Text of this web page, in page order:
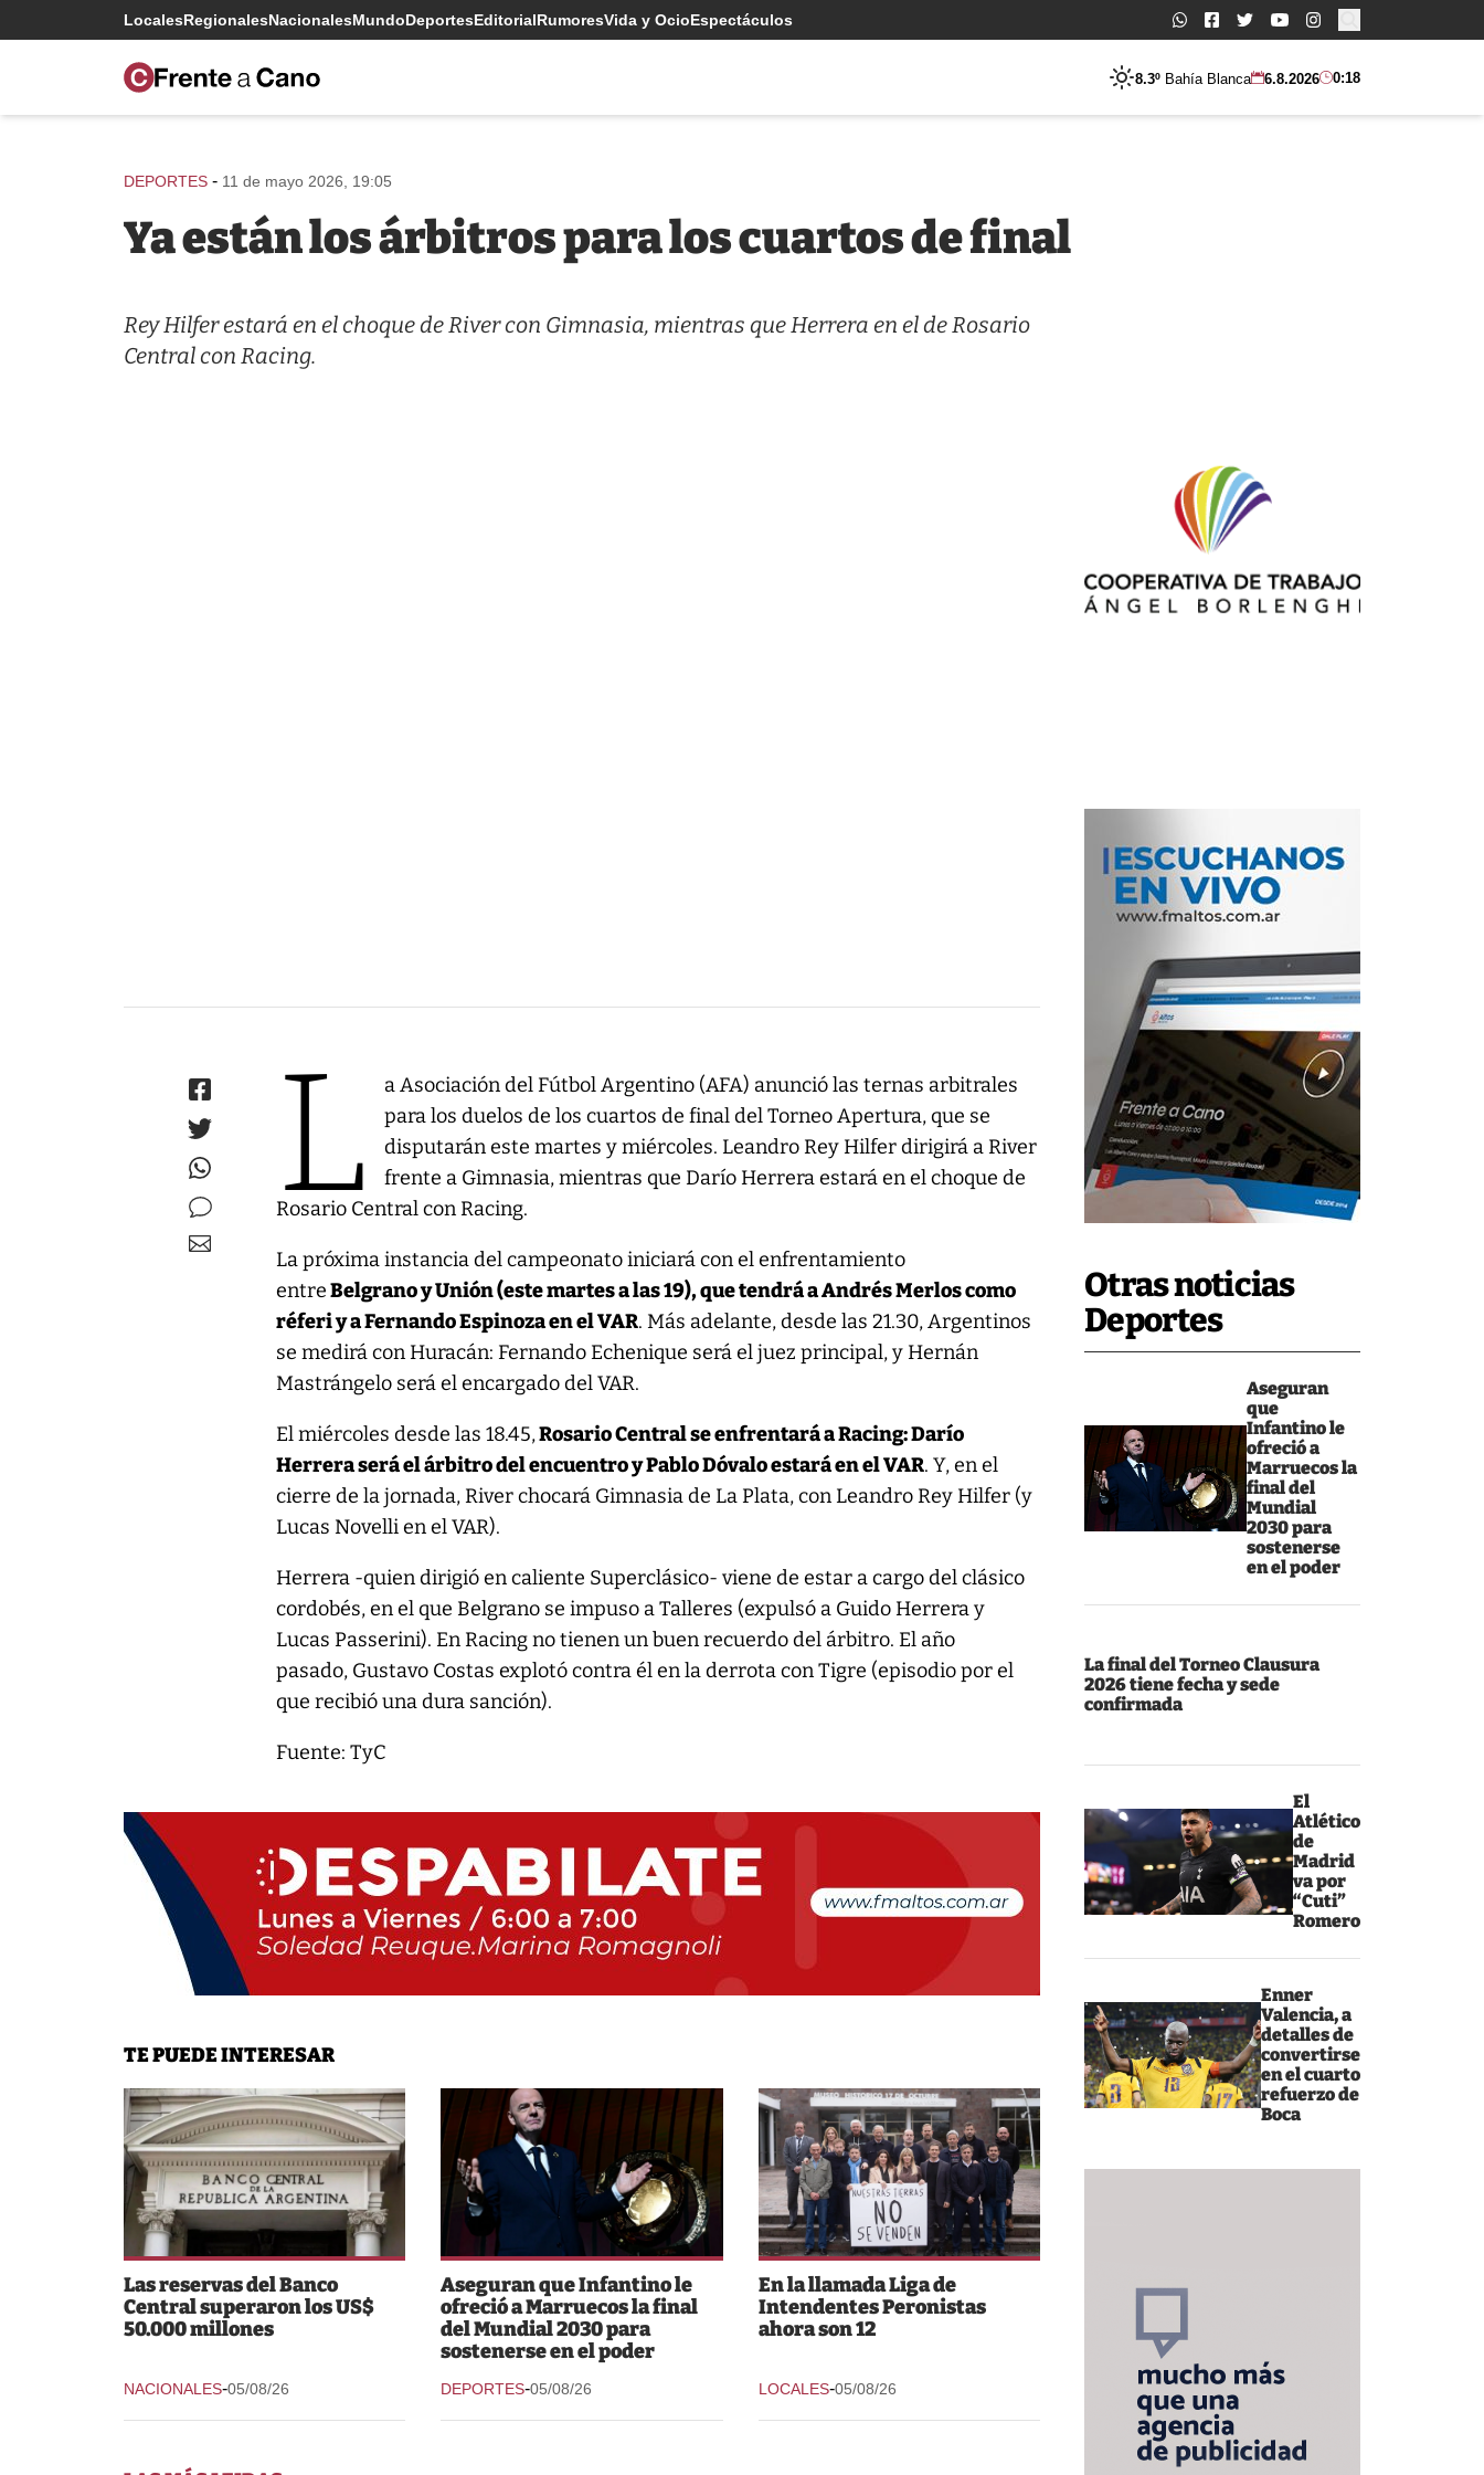
LocalesRegionalesNacionalesMundoDeportesEditorialRumoresVida y OcioEspectáculos Buscar:
8.3º Bahía Blanca 6.8.2026 0:18
Otras noticias
Deportes
Aseguran
que
Infantino le
ofreció a
Marruecos la
final del
Mundial
2030 para
sostenerse
en el poder
La final del Torneo Clausura
2026 tiene fecha y sede
confirmada
El
Atlético
de
Madrid
va por
“Cuti”
Romero
Enner
Valencia, a
detalles de
convertirse
en el cuarto
refuerzo de
Boca
DEPORTES - 11 de mayo 2026, 19:05
Ya están los árbitros para los cuartos de final
Rey Hilfer estará en el choque de River con Gimnasia, mientras que Herrera en el de Rosario
Central con Racing.
L
a Asociación del Fútbol Argentino (AFA) anunció las ternas arbitrales
para los duelos de los cuartos de final del Torneo Apertura, que se
disputarán este martes y miércoles. Leandro Rey Hilfer dirigirá a River
frente a Gimnasia, mientras que Darío Herrera estará en el choque de
Rosario Central con Racing.
La próxima instancia del campeonato iniciará con el enfrentamiento
entreBelgrano y Unión (este martes a las 19), que tendrá a Andrés Merlos como
réferi y a Fernando Espinoza en el VAR. Más adelante, desde las 21.30, Argentinos
se medirá con Huracán: Fernando Echenique será el juez principal, y Hernán
Mastrángelo será el encargado del VAR.
El miércoles desde las 18.45,Rosario Central se enfrentará a Racing: Darío
Herrera será el árbitro del encuentro y Pablo Dóvalo estará en el VAR. Y, en el
cierre de la jornada, River chocará Gimnasia de La Plata, con Leandro Rey Hilfer (y
Lucas Novelli en el VAR).
Herrera -quien dirigió en caliente Superclásico- viene de estar a cargo del clásico
cordobés, en el que Belgrano se impuso a Talleres (expulsó a Guido Herrera y
Lucas Passerini). En Racing no tienen un buen recuerdo del árbitro. El año
pasado, Gustavo Costas explotó contra él en la derrota con Tigre (episodio por el
que recibió una dura sanción).
Fuente: TyC
TE PUEDE INTERESAR
Las reservas del Banco
Central superaron los US$
50.000 millones
NACIONALES-05/08/26
Aseguran que Infantino le
ofreció a Marruecos la final
del Mundial 2030 para
sostenerse en el poder
DEPORTES-05/08/26
En la llamada Liga de
Intendentes Peronistas
ahora son 12
LOCALES-05/08/26